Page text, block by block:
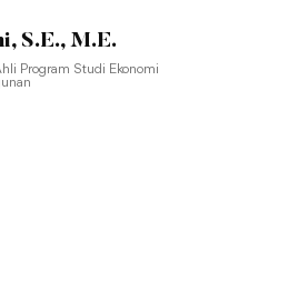
S.E., M.E.
Program Studi Ekonomi